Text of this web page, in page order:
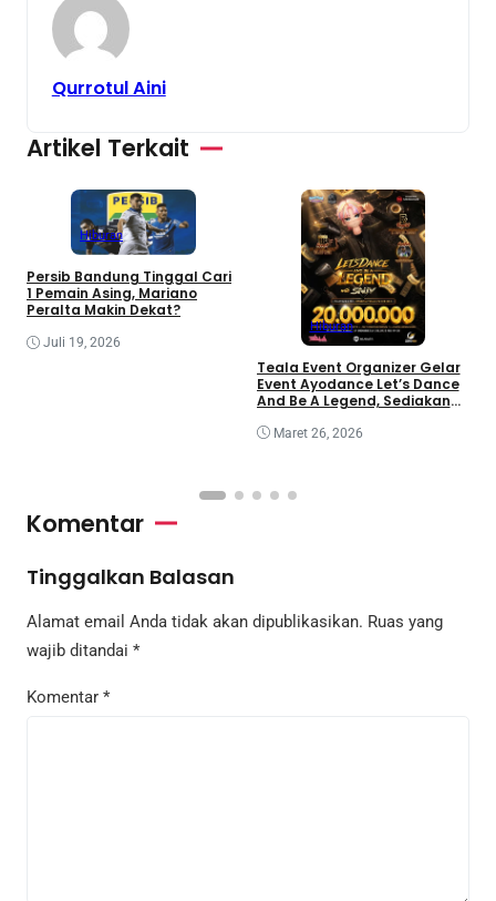
Qurrotul Aini
Artikel Terkait
Hiburan
Persib Bandung Tinggal Cari
1 Pemain Asing, Mariano
Peralta Makin Dekat?
Juli 19, 2026
Hiburan
Teala Event Organizer Gelar
Event Ayodance Let’s Dance
And Be A Legend, Sediakan
Maret 26, 2026
Komentar
Tinggalkan Balasan
Alamat email Anda tidak akan dipublikasikan. Ruas yang
wajib ditandai *
Komentar *